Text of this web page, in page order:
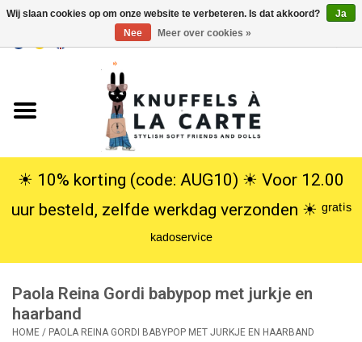
USD
Knuffels
Poppen
SALE
Cadeauservice
☀︎ 10% korting (code: AUG10) ☀︎ Voor 12.00
uur besteld, zelfde werkdag verzonden ☀︎ ᵍʳᵃᵗⁱˢ
ᵏᵃᵈᵒˢᵉʳᵛⁱᶜᵉ
Paola Reina Gordi babypop met jurkje en
haarband
HOME / PAOLA REINA GORDI BABYPOP MET JURKJE EN HAARBAND
Wij slaan cookies op om onze website te verbeteren. Is dat akkoord?
Ja
Nee
Meer over cookies »